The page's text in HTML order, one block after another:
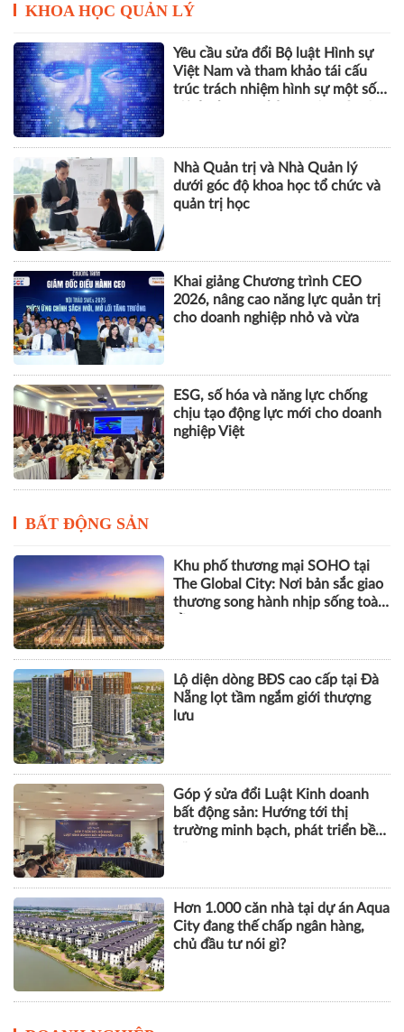
KHOA HỌC QUẢN LÝ
Yêu cầu sửa đổi Bộ luật Hình sự
Việt Nam và tham khảo tái cấu
trúc trách nhiệm hình sự một số
Nhà Quản trị và Nhà Quản lý
dưới góc độ khoa học tổ chức và
quản trị học
Khai giảng Chương trình CEO
2026, nâng cao năng lực quản trị
cho doanh nghiệp nhỏ và vừa
ESG, số hóa và năng lực chống
chịu tạo động lực mới cho doanh
nghiệp Việt
BẤT ĐỘNG SẢN
Khu phố thương mại SOHO tại
The Global City: Nơi bản sắc giao
thương song hành nhịp sống toàn
Lộ diện dòng BĐS cao cấp tại Đà
Nẵng lọt tầm ngắm giới thượng
lưu
Góp ý sửa đổi Luật Kinh doanh
bất động sản: Hướng tới thị
trường minh bạch, phát triển bền
Hơn 1.000 căn nhà tại dự án Aqua
City đang thế chấp ngân hàng,
chủ đầu tư nói gì?